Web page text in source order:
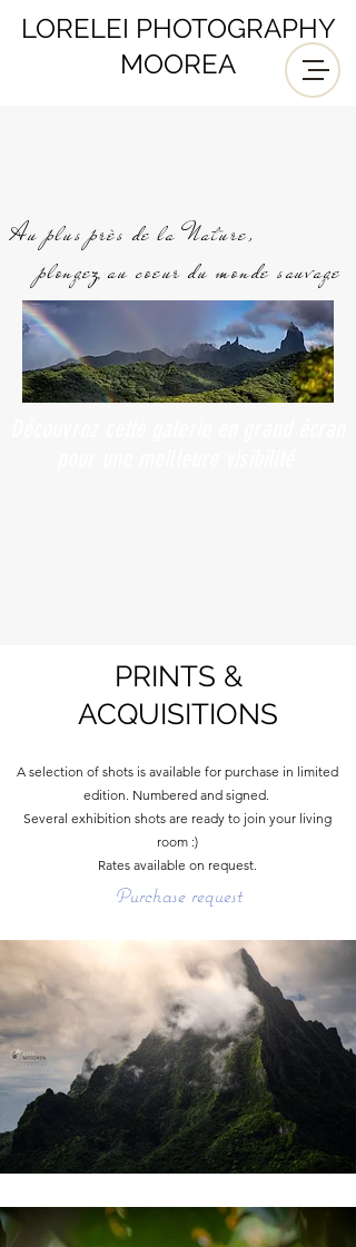
LORELEI PHOTOGRAPHY
MOOREA
PRINTS &
ACQUISITIONS
A selection of shots is available for purchase in limited
edition. Numbered and signed.
Several exhibition shots are ready to join your living
room :)
Rates available on request.
Purchase request
Au plus près de la Nature,
plongez au coeur du monde sauvage